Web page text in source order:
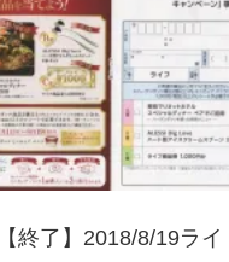
【終了】2018/8/19ライ